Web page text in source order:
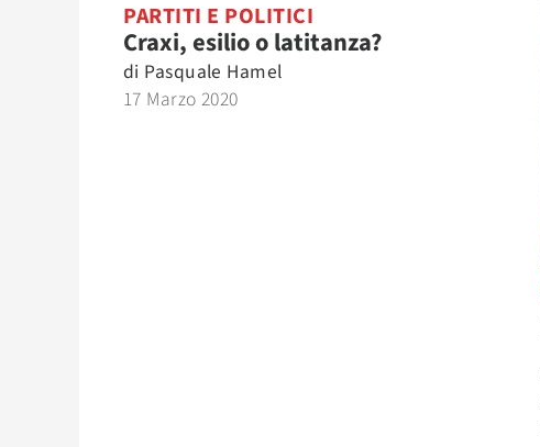
PARTITI E POLITICI
Craxi, esilio o latitanza?
di Pasquale Hamel
17 Marzo 2020